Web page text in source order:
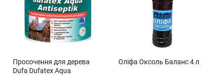
Просочення для дерева
Dufa Dufatex Aqua
Оліфа Оксоль Баланс 4 л